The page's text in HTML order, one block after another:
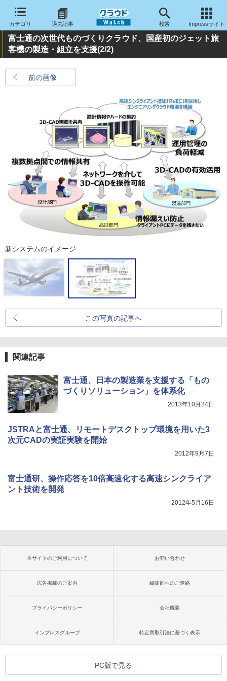
カテゴリ 過去記事 検索 Impressサイト
富士通の次世代ものづくりクラウド、国産初のジェット旅
客機の製造・組立を支援(2/2)
前の画像
新システムのイメージ
この写真の記事へ
関連記事
富士通、日本の製造業を支援する「もの
づくりソリューション」を体系化
2013年10月24日
JSTRAと富士通、リモートデスクトップ環境を用いた3
次元CADの実証実験を開始
2012年9月7日
富士通研、操作応答を10倍高速化する高速シンクライア
ント技術を開発
2012年5月16日
本サイトのご利用について お問い合わせ
広告掲載のご案内 編集部へのご連絡
プライバシーポリシー 会社概要
インプレスグループ 特定商取引法に基づく表示
PC版で見る